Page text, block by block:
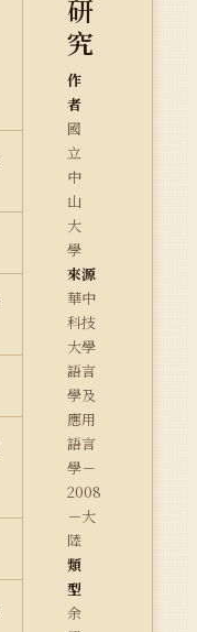
研
究
作
者
國
立
中
山
大
學
來源
華中
科技
大學
語言
學及
應用
語言
學－
2008
－大
陸
類
型
余